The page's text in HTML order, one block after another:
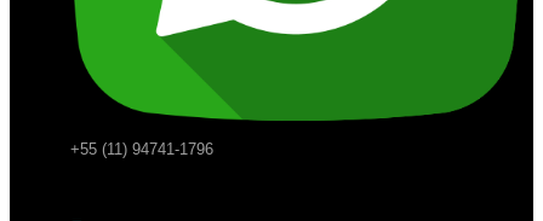
+55 (11) 94741-1796